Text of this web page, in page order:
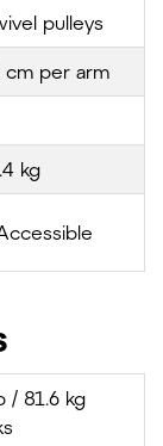
pulleys
cm per arm
kg
/ 81.6 kg